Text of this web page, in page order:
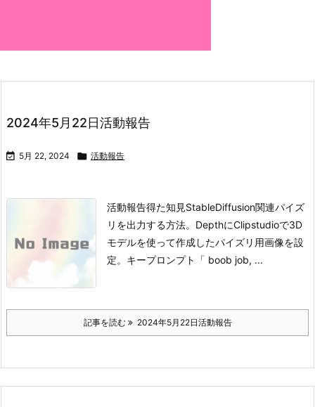
2024年5月22日活動報告
 5月 22, 2024  活動報告
活動報告得た知見StableDiffusion関連パイズ
リを出力する方法。 DepthにClipstudioで3D
モデルを使って作成したパイズリ用画像を設
定。 キープロンプト 「 boob job, ...
記事を読む 2024年5月22日活動報告